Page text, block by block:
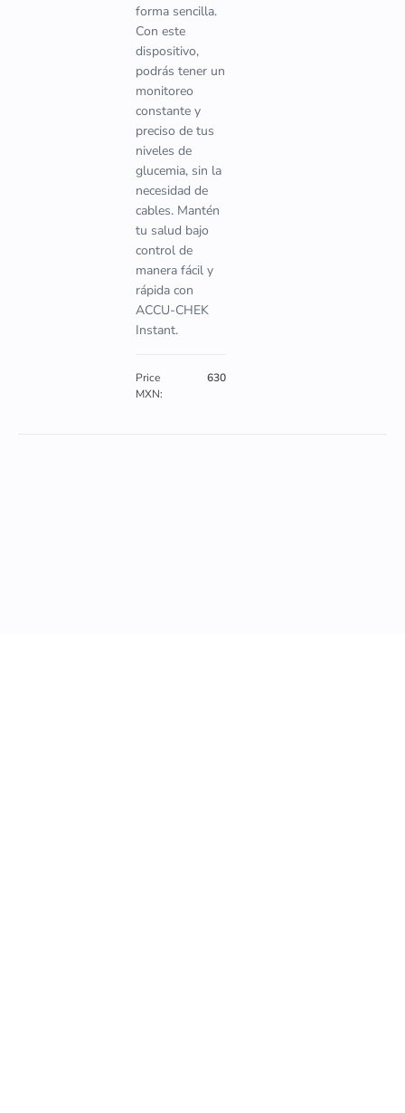
forma sencilla.
Con este
dispositivo,
podrás tener un
monitoreo
constante y
preciso de tus
niveles de
glucemia, sin la
necesidad de
cables. Mantén
tu salud bajo
control de
manera fácil y
rápida con
ACCU-CHEK
Instant.
Price
MXN:
630